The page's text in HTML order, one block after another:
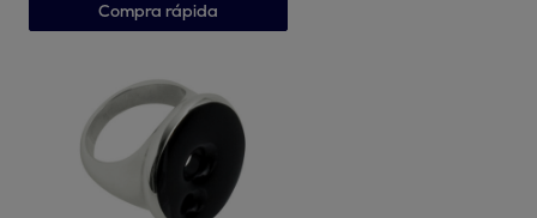
Compra rápida